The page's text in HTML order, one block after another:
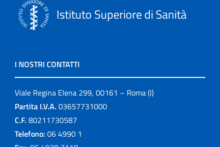
Istituto Superiore di Sanità
I NOSTRI CONTATTI
Viale Regina Elena 299, 00161 – Roma (I)
Partita I.V.A. 03657731000
C.F. 80211730587
Telefono: 06 4990 1